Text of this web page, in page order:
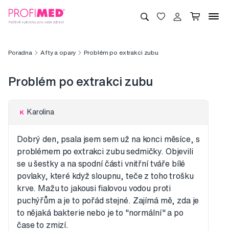
Poradna Afty a opary Problém po extrakci zubu
Problém po extrakci zubu
K Karolina
Dobrý den, psala jsem sem už na konci měsíce, s
problémem po extrakci zubu sedmičky. Objevili
se u šestky a na spodní části vnitřní tváře bílé
povlaky, které když sloupnu, teče z toho trošku
krve. Mažu to jakousi fialovou vodou proti
puchýřům a je to pořád stejné. Zajímá mě, zda je
to nějaká bakterie nebo je to "normální" a po
čase to zmizí.